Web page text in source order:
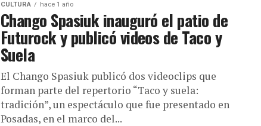
CULTURA hace 1 año
Chango Spasiuk inauguró el patio de
Futurock y publicó videos de Taco y
Suela
El Chango Spasiuk publicó dos videoclips que
forman parte del repertorio “Taco y suela:
tradición”, un espectáculo que fue presentado en
Posadas, en el marco del...